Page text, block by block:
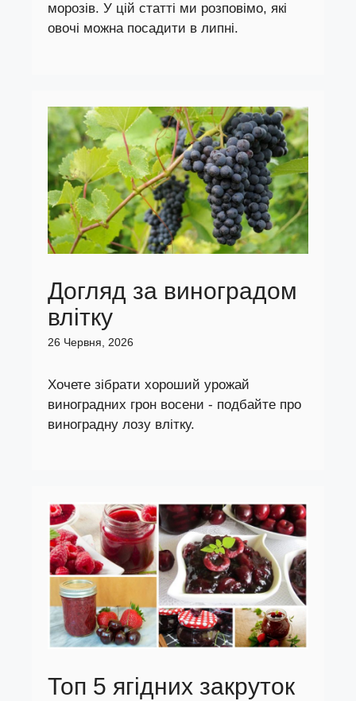
морозів. У цій статті ми розповімо, які
овочі можна посадити в липні.
Догляд за виноградом
влітку
26 Червня, 2026
Хочете зібрати хороший урожай
виноградних грон восени - подбайте про
виноградну лозу влітку.
Топ 5 ягідних закруток